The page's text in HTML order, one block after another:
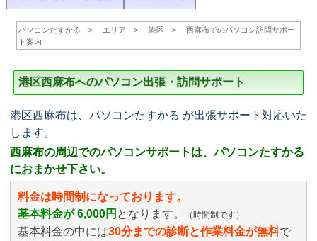
パソコンたすかる エリア 港区
西麻布でのパソコン訪問サポー
ト案内
港区西麻布へのパソコン出張・訪問サポート
港区西麻布は、パソコンたすかる が出張サポート対応いた
します。
西麻布の周辺でのパソコンサポートは、パソコンたすかる
におまかせ下さい。
料金は時間制になっております。
基本料金が 6,000円 となります。 （時間制です）
基本料金の中には30分までの診断と作業料金が無料で